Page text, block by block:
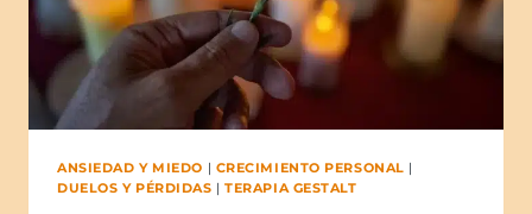
ANSIEDAD Y MIEDO | CRECIMIENTO PERSONAL |
DUELOS Y PÉRDIDAS |TERAPIA GESTALT